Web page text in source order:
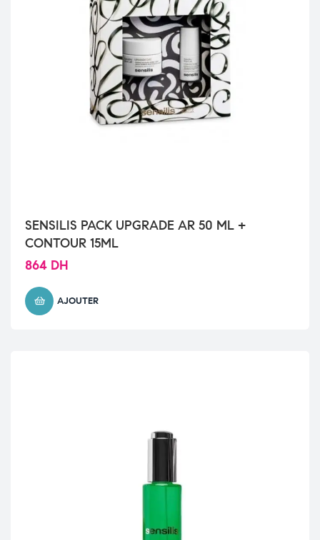
SENSILIS PACK UPGRADE AR 50 ML +
CONTOUR 15ML
864 DH
AJOUTER